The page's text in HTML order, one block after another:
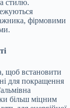
стилю.
фірмовими
щоб встановити
для покращення
більш міцним